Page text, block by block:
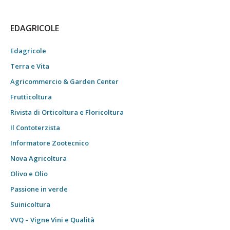
EDAGRICOLE
Edagricole
Terra e Vita
Agricommercio & Garden Center
Frutticoltura
Rivista di Orticoltura e Floricoltura
Il Contoterzista
Informatore Zootecnico
Nova Agricoltura
Olivo e Olio
Passione in verde
Suinicoltura
VVQ – Vigne Vini e Qualità